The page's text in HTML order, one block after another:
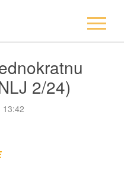
2/24)
13:42